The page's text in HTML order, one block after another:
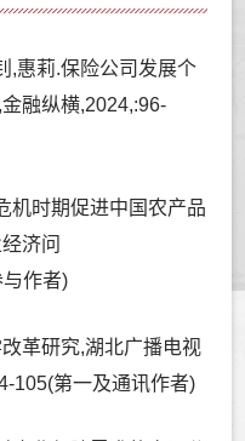
,惠莉.保险公司发展个
融纵横,2024,:96-
机时期促进中国农产品
济问
作者)
革研究,湖北广播电视
105(第一及通讯作者)